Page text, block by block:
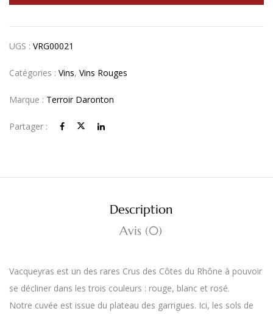
UGS : VRG00021
Catégories : Vins, Vins Rouges
Marque : Terroir Daronton
Partager :
Description
Avis (0)
Vacqueyras est un des rares Crus des Côtes du Rhône à pouvoir
se décliner dans les trois couleurs : rouge, blanc et rosé.
Notre cuvée est issue du plateau des garrigues. Ici, les sols de